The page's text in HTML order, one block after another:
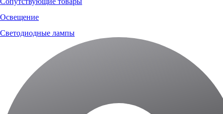
Освещение
Светодиодные лампы